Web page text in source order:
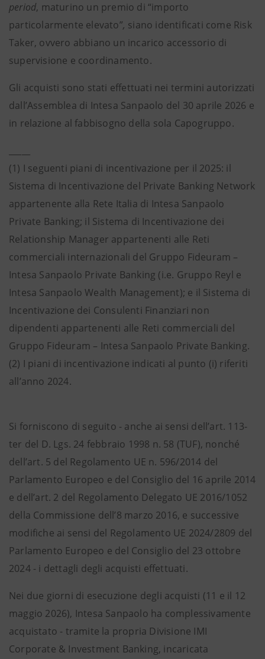
period, maturino un premio di “importo
particolarmente elevato”, siano identificati come Risk
Taker, ovvero abbiano un incarico accessorio di
supervisione e coordinamento.
Gli acquisti sono stati effettuati nei termini autorizzati
dall’Assemblea di Intesa Sanpaolo del 30 aprile 2026 e
in relazione al fabbisogno della sola Capogruppo.
(1) I seguenti piani di incentivazione per il 2025: il
Sistema di Incentivazione del Private Banking Network
appartenente alla Rete Italia di Intesa Sanpaolo
Private Banking; il Sistema di Incentivazione dei
Relationship Manager appartenenti alle Reti
commerciali internazionali del Gruppo Fideuram –
Intesa Sanpaolo Private Banking (i.e. Gruppo Reyl e
Intesa Sanpaolo Wealth Management); e il Sistema di
Incentivazione dei Consulenti Finanziari non
dipendenti appartenenti alle Reti commerciali del
Gruppo Fideuram – Intesa Sanpaolo Private Banking.
(2) I piani di incentivazione indicati al punto (i) riferiti
all’anno 2024.
Si forniscono di seguito - anche ai sensi dell’art. 113-
ter del D. Lgs. 24 febbraio 1998 n. 58 (TUF), nonché
dell’art. 5 del Regolamento UE n. 596/2014 del
Parlamento Europeo e del Consiglio del 16 aprile 2014
e dell’art. 2 del Regolamento Delegato UE 2016/1052
della Commissione dell’8 marzo 2016, e successive
modifiche ai sensi del Regolamento UE 2024/2809 del
Parlamento Europeo e del Consiglio del 23 ottobre
2024 - i dettagli degli acquisti effettuati.
Nei due giorni di esecuzione degli acquisti (11 e il 12
maggio 2026), Intesa Sanpaolo ha complessivamente
acquistato - tramite la propria Divisione IMI
Corporate & Investment Banking, incaricata